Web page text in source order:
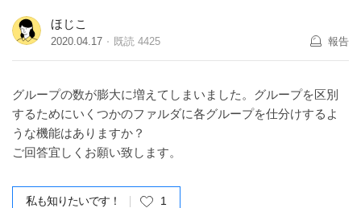
ほじこ
2020.04.17 既読 4425 報告
グループの数が膨大に増えてしまいました。グループを区別
するためにいくつかのファルダに各グループを仕分けするよ
うな機能はありますか？
ご回答宜しくお願い致します。
私も知りたいです！ 1